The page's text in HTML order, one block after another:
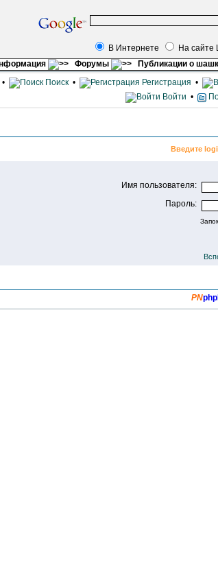
В Интернете
На сайте
Форумы Публикации о
Поиск• Регистрация •
Войти •
Введите
Имя пользователя:
Пароль:
PN